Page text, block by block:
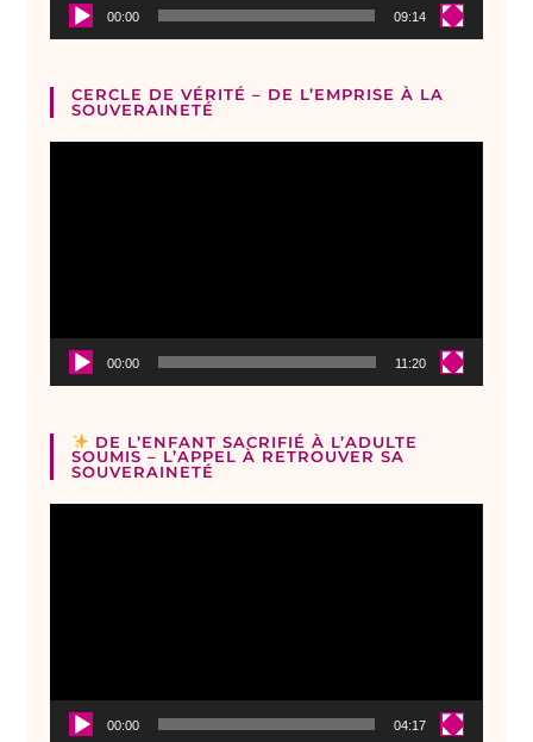
00:00 09:14
CERCLE DE VÉRITÉ – DE L’EMPRISE À LA
SOUVERAINETÉ
00:00 11:20
DE L’ENFANT SACRIFIÉ À L’ADULTE
SOUMIS – L’APPEL À RETROUVER SA
SOUVERAINETÉ
00:00 04:17